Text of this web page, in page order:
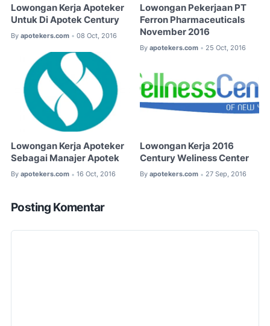
Lowongan Kerja Apoteker
Untuk Di Apotek Century
By apotekers.com • 08 Oct, 2016
Lowongan Pekerjaan PT
Ferron Pharmaceuticals
November 2016
By apotekers.com • 25 Oct, 2016
Lowongan Kerja Apoteker
Sebagai Manajer Apotek
By apotekers.com • 16 Oct, 2016
Lowongan Kerja 2016
Century Weliness Center
By apotekers.com • 27 Sep, 2016
Posting Komentar